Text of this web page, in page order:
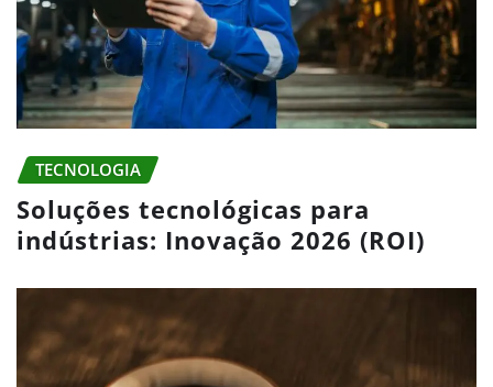
TECNOLOGIA
Soluções tecnológicas para
indústrias: Inovação 2026 (ROI)